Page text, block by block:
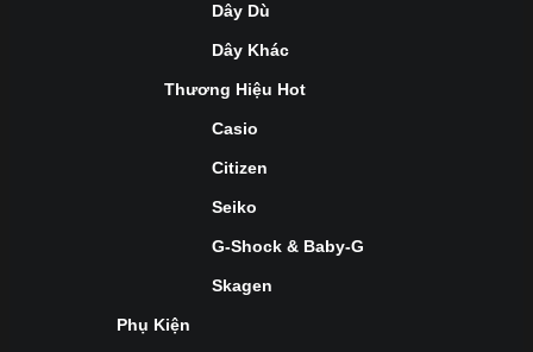
Dây Dù
Dây Khác
Thương Hiệu Hot
Casio
Citizen
Seiko
G-Shock & Baby-G
Skagen
Phụ Kiện